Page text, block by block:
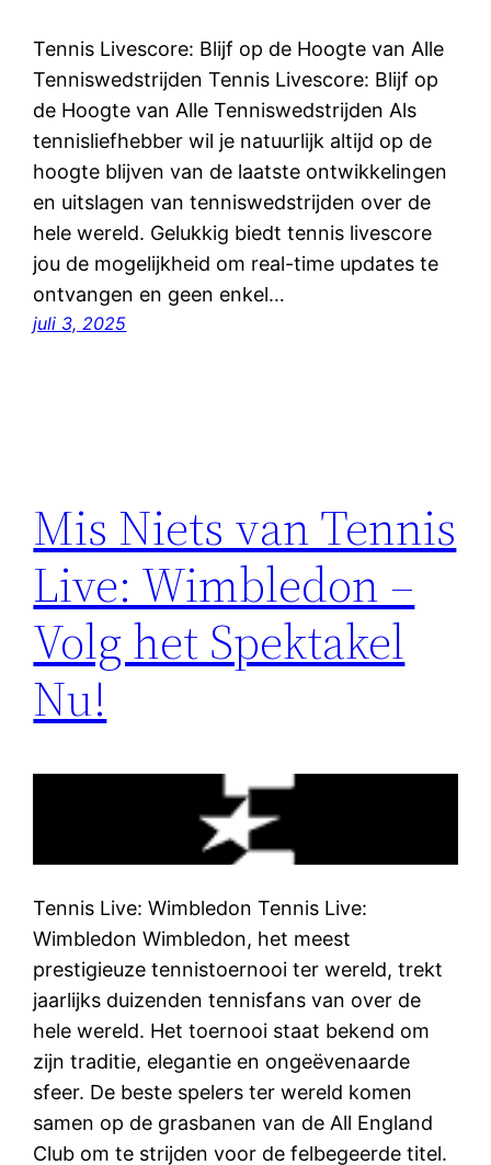
Tennis Livescore: Blijf op de Hoogte van Alle
Tenniswedstrijden Tennis Livescore: Blijf op
de Hoogte van Alle Tenniswedstrijden Als
tennisliefhebber wil je natuurlijk altijd op de
hoogte blijven van de laatste ontwikkelingen
en uitslagen van tenniswedstrijden over de
hele wereld. Gelukkig biedt tennis livescore
jou de mogelijkheid om real-time updates te
ontvangen en geen enkel…
juli 3, 2025
Mis Niets van Tennis
Live: Wimbledon –
Volg het Spektakel
Nu!
Tennis Live: Wimbledon Tennis Live:
Wimbledon Wimbledon, het meest
prestigieuze tennistoernooi ter wereld, trekt
jaarlijks duizenden tennisfans van over de
hele wereld. Het toernooi staat bekend om
zijn traditie, elegantie en ongeëvenaarde
sfeer. De beste spelers ter wereld komen
samen op de grasbanen van de All England
Club om te strijden voor de felbegeerde titel.